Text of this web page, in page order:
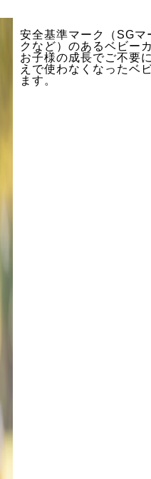
安全基準マーク（SG
クなど）のあるベビー
お子様の成長でご不要
えで使わなくなったベ
ます。